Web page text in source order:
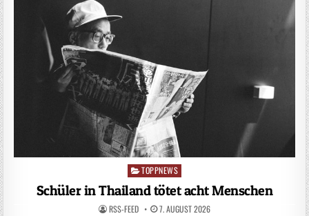
Posted
in
TOPPNEWS
Schüler in Thailand tötet acht Menschen
RSS-FEED 7. AUGUST 2026